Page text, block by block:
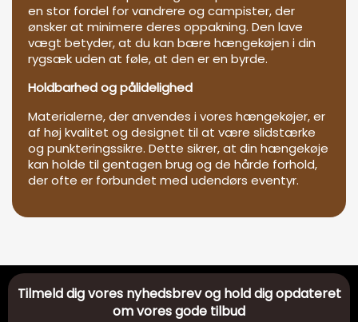
en stor fordel for vandrere og campister, der
ønsker at minimere deres oppakning. Den lave
vægt betyder, at du kan bære hængekøjen i din
rygsæk uden at føle, at den er en byrde.
Holdbarhed og pålidelighed
Materialerne, der anvendes i vores hængekøjer, er
af høj kvalitet og designet til at være slidstærke
og punkteringssikre. Dette sikrer, at din hængekøje
kan holde til gentagen brug og de hårde forhold,
der ofte er forbundet med udendørs eventyr.
Tilmeld dig vores nyhedsbrev og hold dig opdateret
om vores gode tilbud